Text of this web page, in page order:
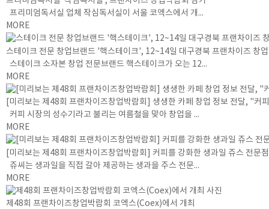
프리미엄독서실 업체 작심독서실이 서울 코엑스에서 개...
MORE
스테이크 전문 창업브랜드 '핵스테이크', 12~14일 대구경북 프랜차이즈 창
스테이크 소자본 창업 전문브랜드 핵스테이크가 오는 12...
MORE
[미리보는 제48회 프랜차이즈창업박람회] 생생한 카페 창업 정보 전달, "커
커피 시장의 성수기라고 불리는 여름철을 맞아 창업을 ...
MORE
[미리보는 제48회 프랜차이즈창업박람회] 커피를 강화한 생과일 쥬스 전문점
쥬씨는 생과일을 직접 갈아 제공하는 생과을 주스 전문...
MORE
제48회 프랜차이즈창업박람회 코엑스(Coex)에서 개최